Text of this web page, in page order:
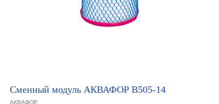
Сменный модуль АКВАФОР B505-14
АКВАФОР